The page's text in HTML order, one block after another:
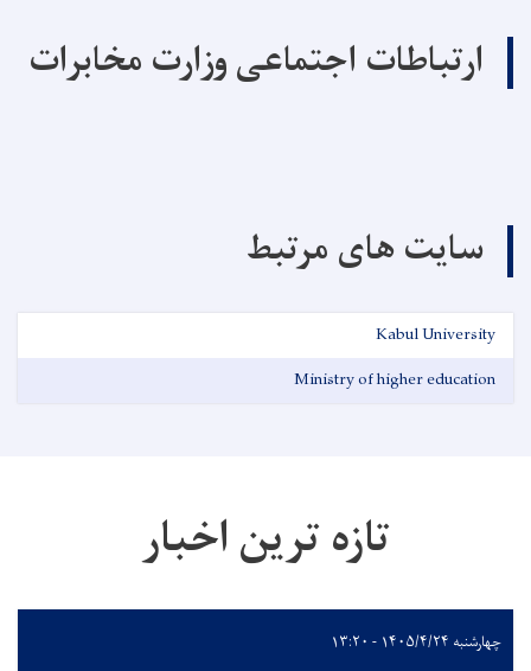
ارتباطات اجتماعی وزارت مخابرات
سایت های مرتبط
Kabul University
Ministry of higher education
تازه ترین اخبار
چهارشنبه ۱۴۰۵/۴/۲۴ - ۱۳:۲۰